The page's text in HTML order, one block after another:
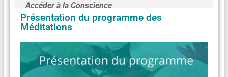
Accéder à la Conscience
Présentation du programme des
Méditations